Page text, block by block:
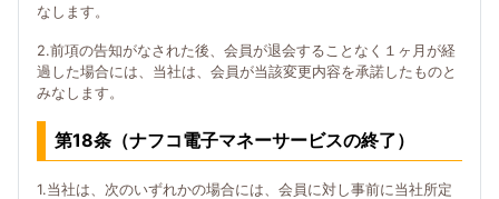
なします。
2.前項の告知がなされた後、会員が退会することなく１ヶ月が経
過した場合には、当社は、会員が当該変更内容を承諾したものと
みなします。
第18条（ナフコ電子マネーサービスの終了）
1.当社は、次のいずれかの場合には、会員に対し事前に当社所定